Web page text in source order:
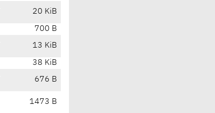
20 KiB
700 B
13 KiB
38 KiB
676 B
1473 B